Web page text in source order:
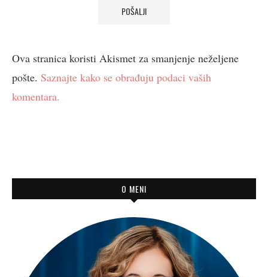
Ova stranica koristi Akismet za smanjenje neželjene
pošte. Saznajte kako se obrađuju podaci vaših
komentara.
O MENI